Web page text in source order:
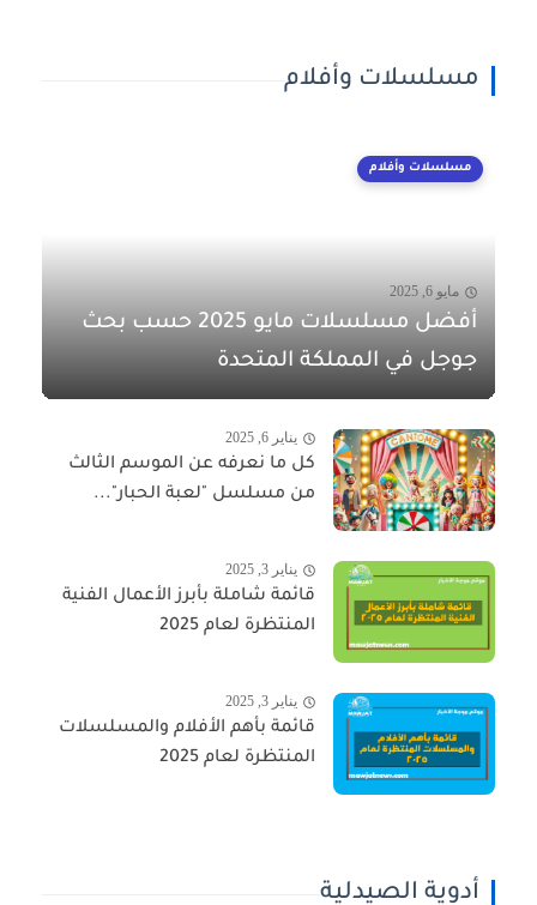
مسلسلات وأفلام
مسلسلات وأفلام
مايو 6, 2025
أفضل مسلسلات مايو 2025 حسب بحث
جوجل في المملكة المتحدة
يناير 6, 2025
كل ما نعرفه عن الموسم الثالث
من مسلسل "لعبة الحبار"...
يناير 3, 2025
قائمة شاملة بأبرز الأعمال الفنية
المنتظرة لعام 2025
يناير 3, 2025
قائمة بأهم الأفلام والمسلسلات
المنتظرة لعام 2025
أدوية الصيدلية